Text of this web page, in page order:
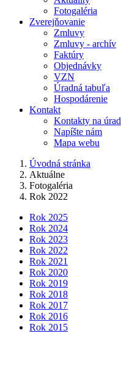
Fotogaléria
Zverejňovanie
Zmluvy
Zmluvy - archív
Faktúry
Objednávky
VZN
Úradná tabuľa
Hospodárenie
Kontakt
Kontakty na úrad
Napíšte nám
Mapa webu
Úvodná stránka
Aktuálne
Fotogaléria
Rok 2022
Rok 2025
Rok 2024
Rok 2023
Rok 2022
Rok 2021
Rok 2020
Rok 2019
Rok 2018
Rok 2017
Rok 2016
Rok 2015